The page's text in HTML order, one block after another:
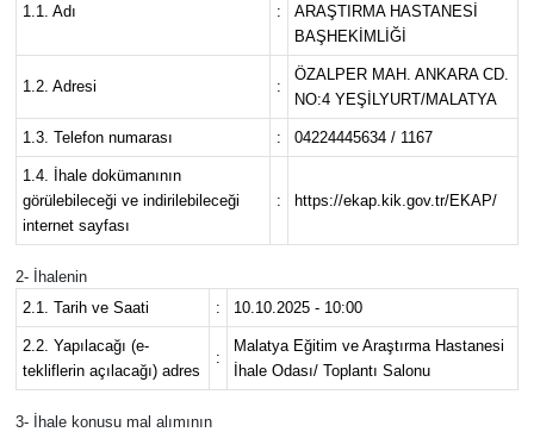
1.1. Adı :
ARAŞTIRMA HASTANESİ
BAŞHEKİMLİĞİ
1.2. Adresi :
ÖZALPER MAH. ANKARA CD.
NO:4 YEŞİLYURT/MALATYA
1.3. Telefon numarası : 04224445634 / 1167
1.4. İhale dokümanının
görülebileceği ve indirilebileceği
internet sayfası
: https://ekap.kik.gov.tr/EKAP/
2- İhalenin
2.1. Tarih ve Saati
: 10.10.2025 - 10:00
2.2. Yapılacağı (e-
tekliflerin açılacağı) adres
:
Malatya Eğitim ve Araştırma Hastanesi
İhale Odası/ Toplantı Salonu
3- İhale konusu mal alımının